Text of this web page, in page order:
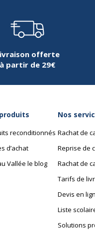
offerte
à partir de 29€
reconditionnés
d’achat
Vallée le blog
Nos
Rachat de
Reprise de
Rachat de
Tarifs de
Devis en
Liste
Solutions